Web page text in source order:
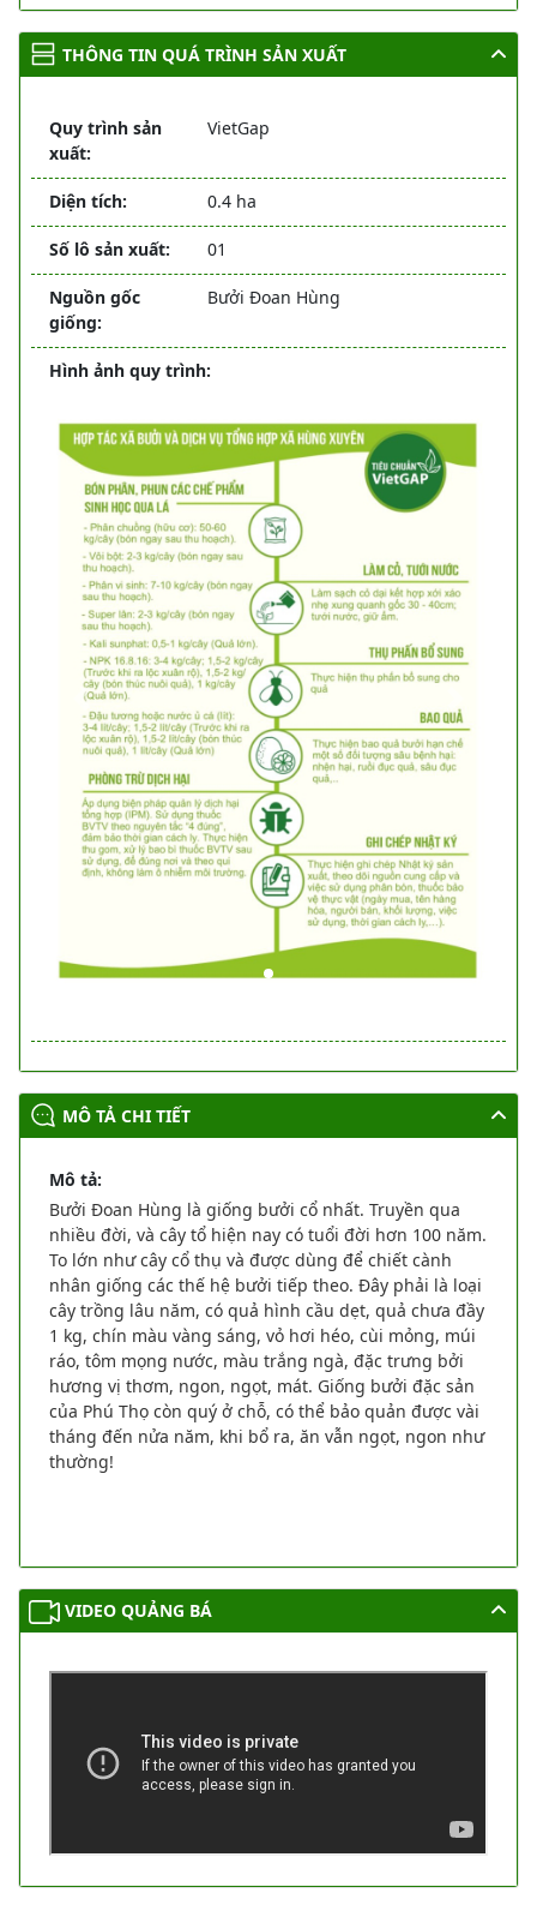
THÔNG TIN QUÁ TRÌNH SẢN XUẤT
Quy trình sản
xuất:
VietGap
Diện tích: 0.4 ha
Số lô sản xuất: 01
Nguồn gốc
giống:
Bưởi Đoan Hùng
Hình ảnh quy trình:
Previous Next
MÔ TẢ CHI TIẾT
Mô tả:
Bưởi Đoan Hùng là giống bưởi cổ nhất. Truyền qua
nhiều đời, và cây tổ hiện nay có tuổi đời hơn 100 năm.
To lớn như cây cổ thụ và được dùng để chiết cành
nhân giống các thế hệ bưởi tiếp theo. Đây phải là loại
cây trồng lâu năm, có quả hình cầu dẹt, quả chưa đầy
1 kg, chín màu vàng sáng, vỏ hơi héo, cùi mỏng, múi
ráo, tôm mọng nước, màu trắng ngà, đặc trưng bởi
hương vị thơm, ngon, ngọt, mát. Giống bưởi đặc sản
của Phú Thọ còn quý ở chỗ, có thể bảo quản được vài
tháng đến nửa năm, khi bổ ra, ăn vẫn ngọt, ngon như
thường!
VIDEO QUẢNG BÁ